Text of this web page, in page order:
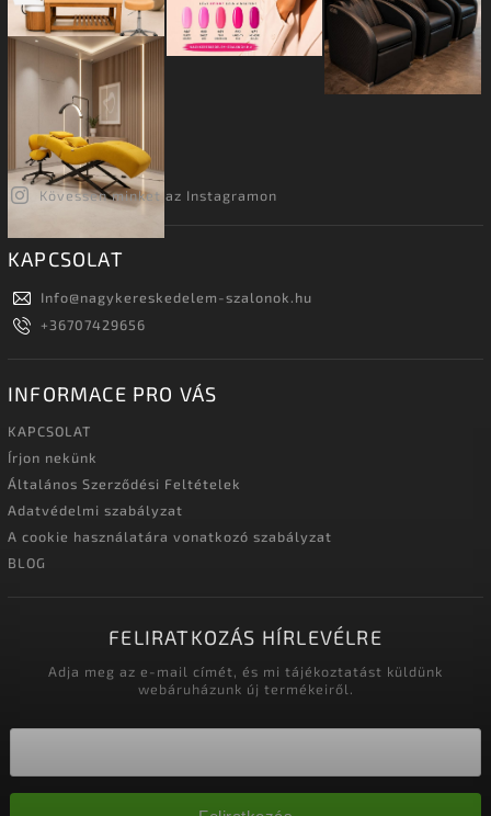
Kövessen minket az Instagramon
KAPCSOLAT
Info@nagykereskedelem-szalonok.hu
+36707429656
INFORMACE PRO VÁS
KAPCSOLAT
Írjon nekünk
Általános Szerződési Feltételek
Adatvédelmi szabályzat
A cookie használatára vonatkozó szabályzat
BLOG
FELIRATKOZÁS HÍRLEVÉLRE
Adja meg az e-mail címét, és mi tájékoztatást küldünk
webáruházunk új termékeiről.